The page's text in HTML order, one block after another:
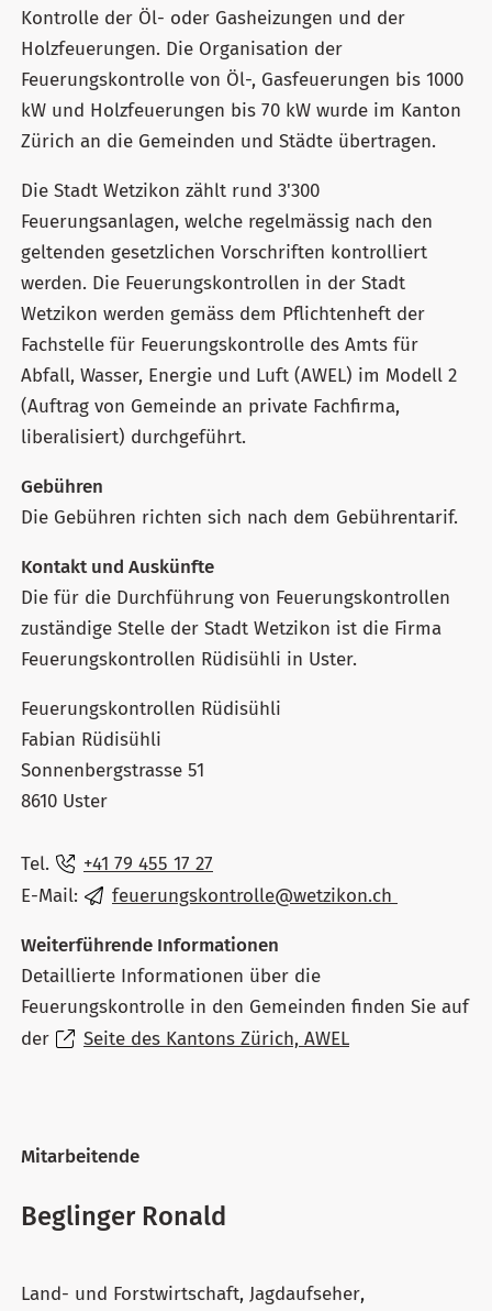
Kontrolle der Öl- oder Gasheizungen und der
Holzfeuerungen. Die Organisation der
Feuerungskontrolle von Öl-, Gasfeuerungen bis 1000
kW und Holzfeuerungen bis 70 kW wurde im Kanton
Zürich an die Gemeinden und Städte übertragen.
Die Stadt Wetzikon zählt rund 3'300
Feuerungsanlagen, welche regelmässig nach den
geltenden gesetzlichen Vorschriften kontrolliert
werden. Die Feuerungskontrollen in der Stadt
Wetzikon werden gemäss dem Pflichtenheft der
Fachstelle für Feuerungskontrolle des Amts für
Abfall, Wasser, Energie und Luft (AWEL) im Modell 2
(Auftrag von Gemeinde an private Fachfirma,
liberalisiert) durchgeführt.
Gebühren
Die Gebühren richten sich nach dem Gebührentarif.
Kontakt und Auskünfte
Die für die Durchführung von Feuerungskontrollen
zuständige Stelle der Stadt Wetzikon ist die Firma
Feuerungskontrollen Rüdisühli in Uster.
Feuerungskontrollen Rüdisühli
Fabian Rüdisühli
Sonnenbergstrasse 51
8610 Uster
Tel.
+41 79 455 17 27
E-Mail:
feuerungskontrolle@wetzikon.ch
Weiterführende Informationen
Detaillierte Informationen über die
Feuerungskontrolle in den Gemeinden finden Sie auf
der
Seite des Kantons Zürich, AWEL
Mitarbeitende
Beglinger Ronald
Land- und Forstwirtschaft, Jagdaufseher,